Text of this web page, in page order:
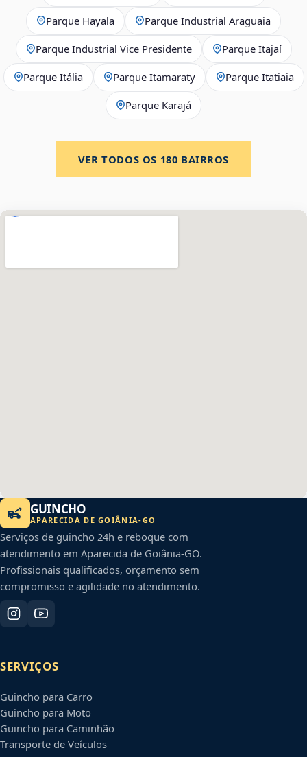
Parque Hayala Parque Industrial Araguaia
Parque Industrial Vice Presidente Parque Itajaí
Parque Itália Parque Itamaraty Parque Itatiaia
Parque Karajá
VER TODOS OS 180 BAIRROS
GUINCHO
APARECIDA DE GOIÂNIA-GO
Serviços de guincho 24h e reboque com
atendimento em Aparecida de Goiânia-GO.
Profissionais qualificados, orçamento sem
compromisso e agilidade no atendimento.
SERVIÇOS
Guincho para Carro
Guincho para Moto
Guincho para Caminhão
Transporte de Veículos